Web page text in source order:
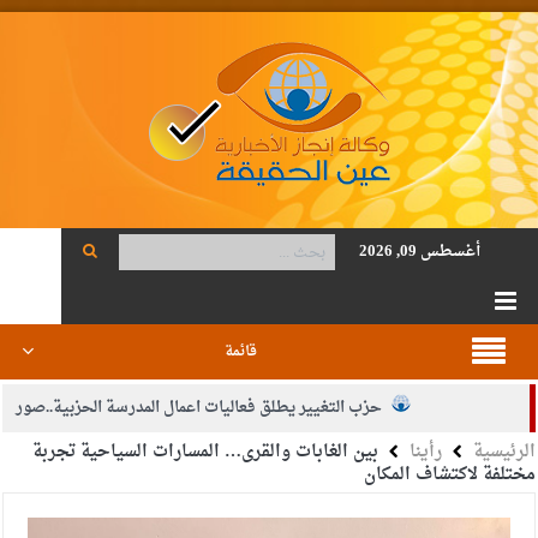
أغسطس 09, 2026
قائمة
حزب التغيير يطلق فعاليات اعمال المدرسة الحزبية..صور
الجيش يفتح باب التجنيد لحملة البكالوريوس في الحقوق والقانون
الرئيسية رأينا بين الغابات والقرى… المسارات السياحية تجربة
مختلفة لاكتشاف المكان